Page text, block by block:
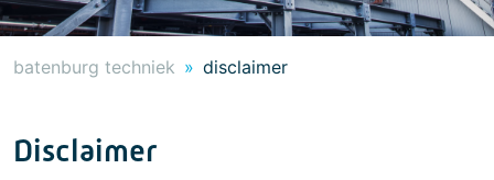
batenburg techniek disclaimer
Disclaimer